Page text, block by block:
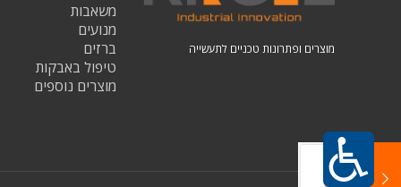
מוצרים ופתרונות טכניים לתעשייה
משאבות
מנועים
ברזים
טיפול באבקות
מוצרים נוספים